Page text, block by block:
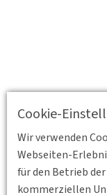
Cookie-
Wir verwenden
Webseiten-
für den Betrieb
kommerziellen